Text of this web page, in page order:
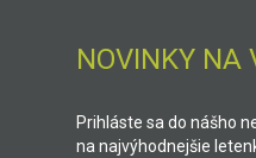
NOVINKY NA
Prihláste sa do nášho
na najvýhodnejšie